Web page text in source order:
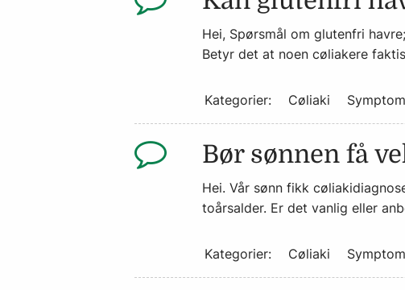
Hei, Spørsmål om glutenfri
Betyr det at noen cøliakere
Kategorier: Cøliaki
Bør sønnen få
Hei. Vår sønn fikk
toårsalder. Er det vanlig eller
Kategorier: Cøliaki